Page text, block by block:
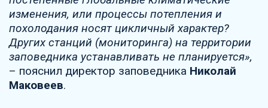
изменения, или процессы потепления и
похолодания носят цикличный характер?
Других станций (мониторинга) на территории
заповедника устанавливать не планируется»,
– пояснил директор заповедника Николай
Маковеев.